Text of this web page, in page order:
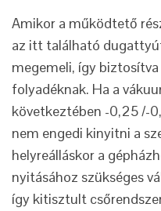
Amikor a működtető
az itt található
megemeli, így
folyadéknak. Ha a
következtében -0,25 /-
nem engedi kinyitni a
helyreálláskor a
nyitásához szükséges
így kitisztult